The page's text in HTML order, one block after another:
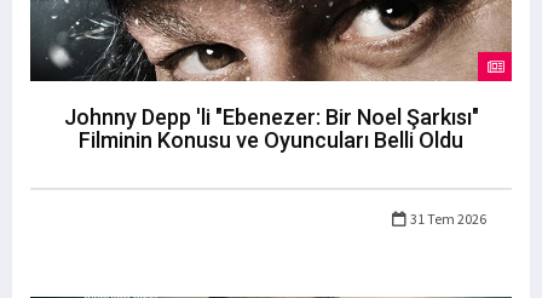
Johnny Depp 'li "Ebenezer: Bir Noel Şarkısı"
Filminin Konusu ve Oyuncuları Belli Oldu
31 Tem 2026